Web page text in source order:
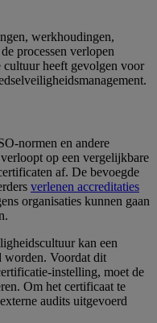
werkhoudingen,
processen verlopen
heeft gevolgen voor
normen en andere
op een vergelijkbare
af. De bevoegde
verlenen accreditaties
organisaties kunnen gaan
kan een
worden. Voordat dit
instelling, moet de
Om het certificaat te
audits uitgevoerd